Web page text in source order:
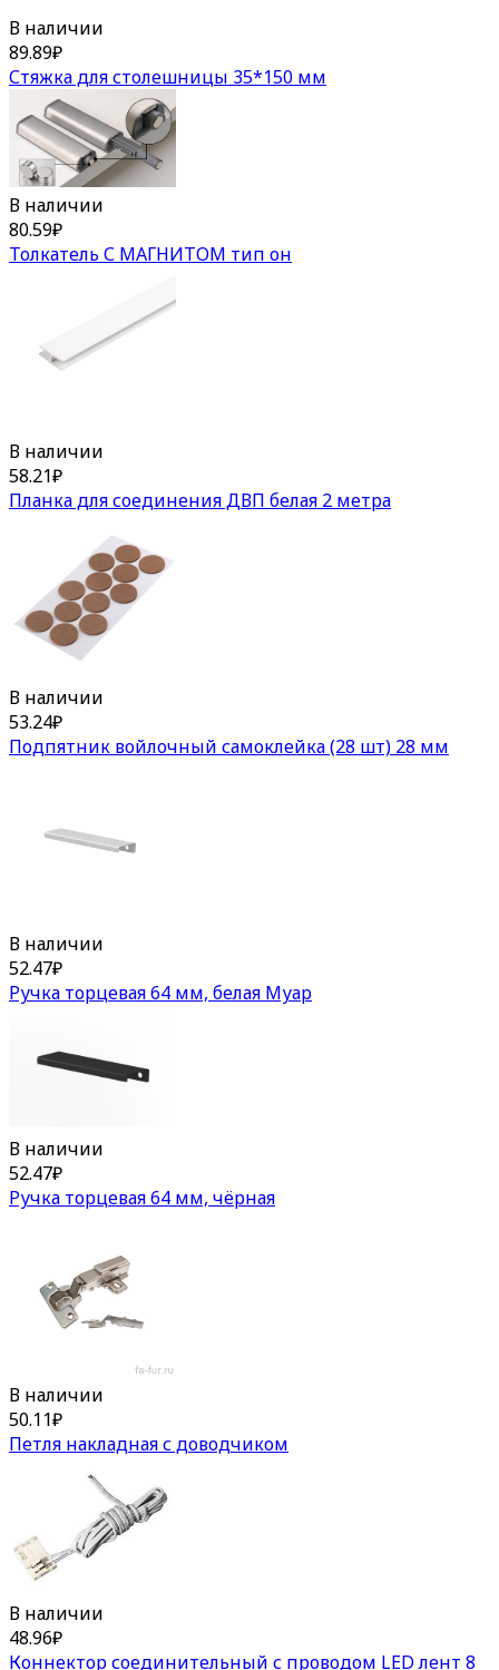
В наличии
89.89₽
Стяжка для столешницы 35*150 мм
В наличии
80.59₽
Толкатель С МАГНИТОМ тип он
В наличии
58.21₽
Планка для соединения ДВП белая 2 метра
В наличии
53.24₽
Подпятник войлочный самоклейка (28 шт) 28 мм
В наличии
52.47₽
Ручка торцевая 64 мм, белая Муар
В наличии
52.47₽
Ручка торцевая 64 мм, чёрная
В наличии
50.11₽
Петля накладная с доводчиком
В наличии
48.96₽
Коннектор соединительный с проводом LED лент 8